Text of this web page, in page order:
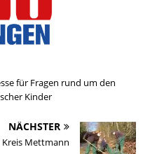
für Fragen rund um den
Kinder
NÄCHSTER
Kreis Mettmann